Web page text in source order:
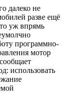
далеко не
разве ещё
уж впрямь
программно-
мотор
использовать